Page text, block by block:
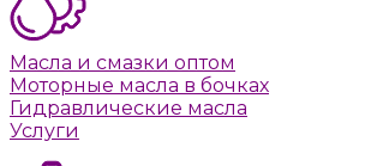
Масла и смазки оптом
Моторные масла в бочках
Гидравлические масла
Услуги